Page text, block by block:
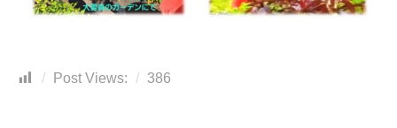
Post Views: 386